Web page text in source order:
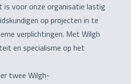
is voor onze organisatie lastig
op projecten in te
verplichtingen. Met Wilgh
en specialisme op het
twee Wilgh-